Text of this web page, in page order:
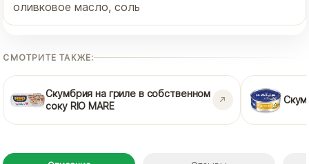
оливковое масло, соль
СМОТРИТЕ ТАКЖЕ:
Скумбрия на гриле в собственном
соку RIO MARE